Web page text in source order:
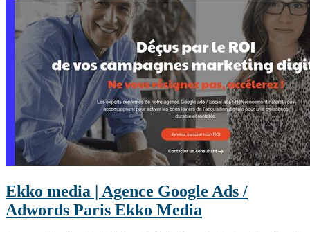
Ekko media | Agence Google Ads /
Adwords Paris Ekko Media